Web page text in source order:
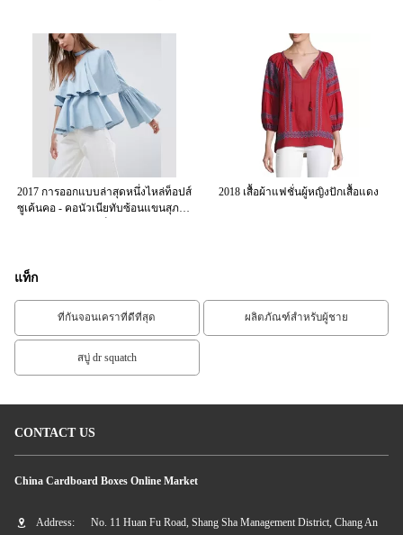
2017 การออกแบบล่าสุดหนึ่งไหล่ท็อปส์
ซูเค้นคอ - คอนัวเนียทับซ้อนแขนสุภาพ
2018 เสื้อผ้าแฟชั่นผู้หญิงปักเสื้อแดง
แท็ก
ที่กันจอนเคราที่ดีที่สุด ผลิตภัณฑ์สำหรับผู้ชาย
สบู่ dr squatch
CONTACT US
China Cardboard Boxes Online Market
Address: No. 11 Huan Fu Road, Shang Sha Management District, Chang An